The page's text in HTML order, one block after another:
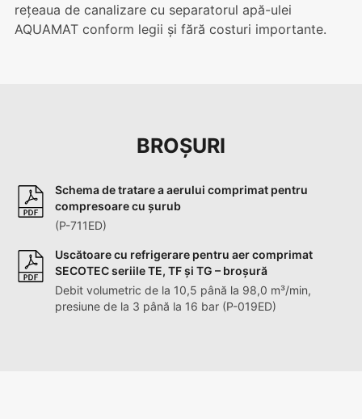
rețeaua de canalizare cu separatorul apă-ulei
AQUAMAT conform legii și fără costuri importante.
BROȘURI
Schema de tratare a aerului comprimat pentru
compresoare cu șurub
(P-711ED)
Uscătoare cu refrigerare pentru aer comprimat
SECOTEC seriile TE, TF și TG – broșură
Debit volumetric de la 10,5 până la 98,0 m³/min,
presiune de la 3 până la 16 bar (P-019ED)